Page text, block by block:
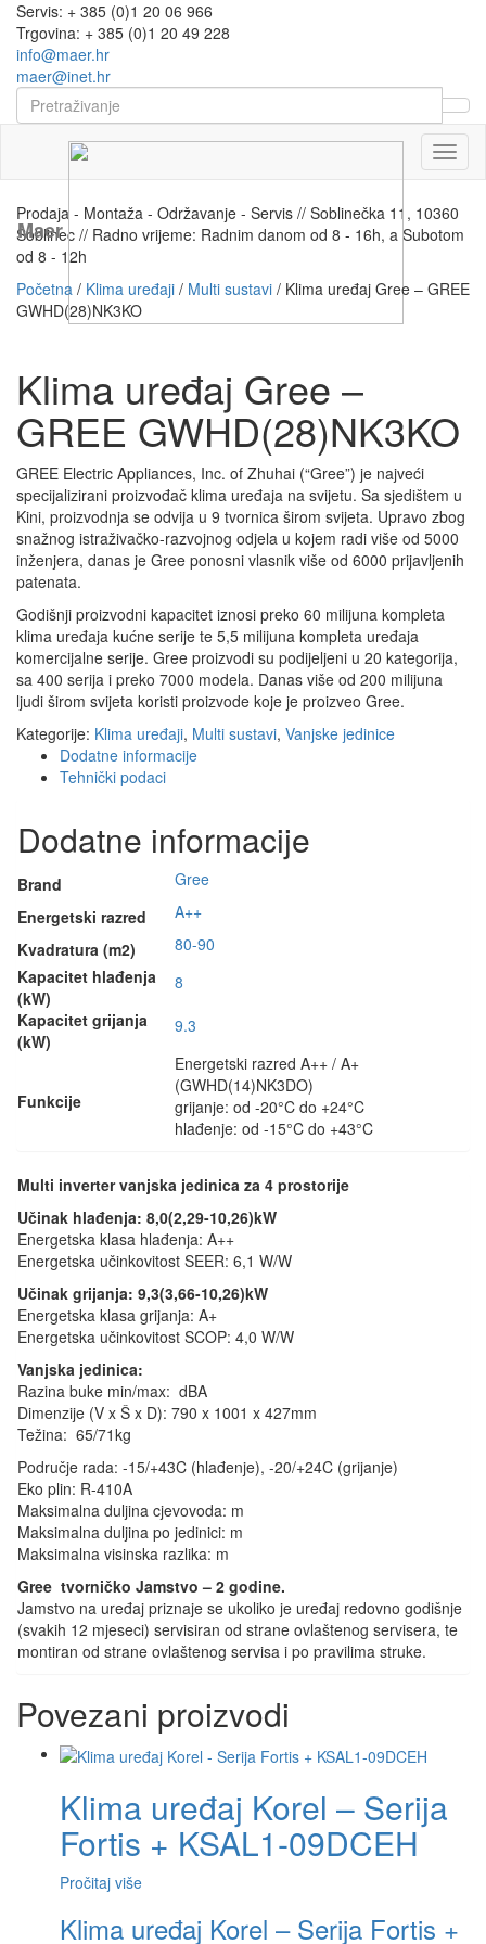
Servis: + 385 (0)1 20 06 966
Trgovina: + 385 (0)1 20 49 228
info@maer.hr
maer@inet.hr
Maer
Prodaja - Montaža - Održavanje - Servis // Soblinečka 11, 10360
Soblinec // Radno vrijeme: Radnim danom od 8 - 16h, a Subotom
od 8 - 12h
Početna / Klima uređaji / Multi sustavi / Klima uređaj Gree – GREE
GWHD(28)NK3KO
Klima uređaj Gree –
GREE GWHD(28)NK3KO
GREE Electric Appliances, Inc. of Zhuhai (“Gree”) je najveći
specijalizirani proizvođač klima uređaja na svijetu. Sa sjedištem u
Kini, proizvodnja se odvija u 9 tvornica širom svijeta. Upravo zbog
snažnog istraživačko-razvojnog odjela u kojem radi više od 5000
inženjera, danas je Gree ponosni vlasnik više od 6000 prijavljenih
patenata.
Godišnji proizvodni kapacitet iznosi preko 60 milijuna kompleta
klima uređaja kućne serije te 5,5 milijuna kompleta uređaja
komercijalne serije. Gree proizvodi su podijeljeni u 20 kategorija,
sa 400 serija i preko 7000 modela. Danas više od 200 milijuna
ljudi širom svijeta koristi proizvode koje je proizveo Gree.
Kategorije: Klima uređaji, Multi sustavi, Vanjske jedinice
Dodatne informacije
Tehnički podaci
Dodatne informacije
Brand
Gree
Energetski razred
A++
Kvadratura (m2)
80-90
Kapacitet hlađenja
(kW)
8
Kapacitet grijanja
(kW)
9.3
Funkcije
Energetski razred A++ / A+
(GWHD(14)NK3DO)
grijanje: od -20°C do +24°C
hlađenje: od -15°C do +43°C
Multi inverter vanjska jedinica za 4 prostorije
Učinak hlađenja: 8,0(2,29-10,26)kW
Energetska klasa hlađenja: A++
Energetska učinkovitost SEER: 6,1 W/W
Učinak grijanja: 9,3(3,66-10,26)kW
Energetska klasa grijanja: A+
Energetska učinkovitost SCOP: 4,0 W/W
Vanjska jedinica:
Razina buke min/max: dBA
Dimenzije (V x Š x D): 790 x 1001 x 427mm
Težina: 65/71kg
Područje rada: -15/+43C (hlađenje), -20/+24C (grijanje)
Eko plin: R-410A
Maksimalna duljina cjevovoda: m
Maksimalna duljina po jedinici: m
Maksimalna visinska razlika: m
Gree tvorničko Jamstvo – 2 godine.
Jamstvo na uređaj priznaje se ukoliko je uređaj redovno godišnje
(svakih 12 mjeseci) servisiran od strane ovlaštenog servisera, te
montiran od strane ovlaštenog servisa i po pravilima struke.
Povezani proizvodi
Klima uređaj Korel – Serija
Fortis + KSAL1-09DCEH
Pročitaj više
Klima uređaj Korel – Serija Fortis +